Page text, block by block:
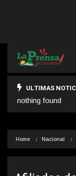
ULTIMAS
nothing found
Home Nacional